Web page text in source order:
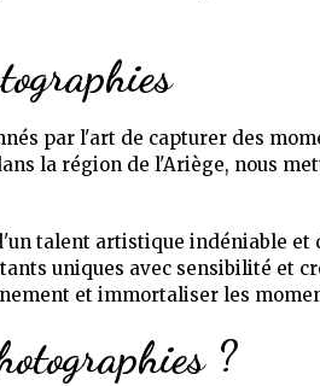
par l'art de capturer des
la région de l'Ariège, nous
talent artistique indéniable et
uniques avec sensibilité et
et immortaliser les
?